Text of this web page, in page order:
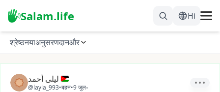
Salam.life Hi
श्रेष्ठनयाअनुसरणदानऔर
ليلى أحمد
@layla_993•बहन•9 जुल॰